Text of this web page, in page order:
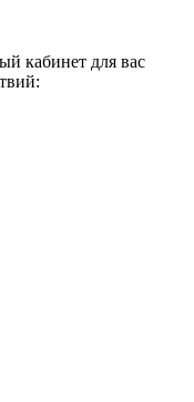
кабинет для вас